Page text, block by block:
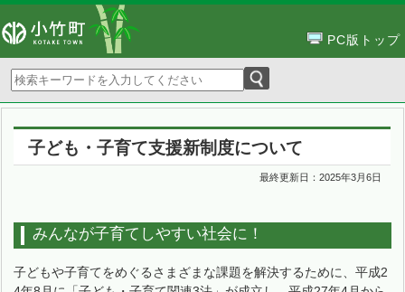
PC版トップ
子ども・子育て支援新制度について
最終更新日：2025年3月6日
みんなが子育てしやすい社会に！
子どもや子育てをめぐるさまざまな課題を解決するために、平成2